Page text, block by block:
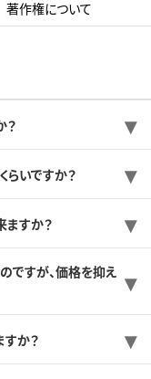
著作権について
？
らいですか？
ますか？
ですが、価格を抑え
か？